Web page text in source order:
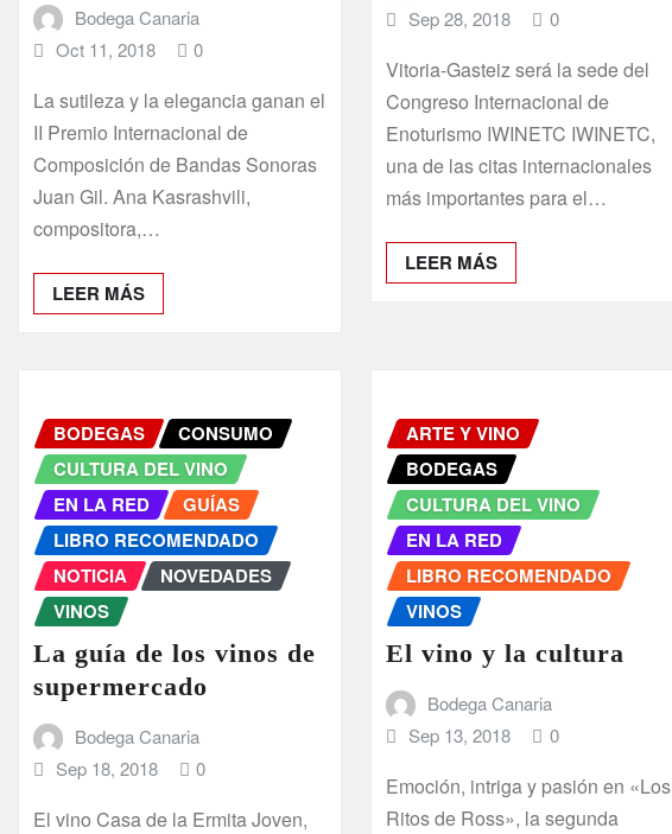
Bodega Canaria
Oct 11, 2018
0
La sutileza y la elegancia ganan el
II Premio Internacional de
Composición de Bandas Sonoras
Juan Gil. Ana Kasrashvili,
compositora,…
LEER MÁS
Sep 28, 2018
0
Vitoria-Gasteiz será la sede del
Congreso Internacional de
Enoturismo IWINETC IWINETC,
una de las citas internacionales
más importantes para el…
LEER MÁS
BODEGAS
CONSUMO
CULTURA DEL VINO
EN LA RED
GUÍAS
LIBRO RECOMENDADO
NOTICIA
NOVEDADES
VINOS
La guía de los vinos de
supermercado
Bodega Canaria
Sep 18, 2018
0
El vino Casa de la Ermita Joven,
ARTE Y VINO
BODEGAS
CULTURA DEL VINO
EN LA RED
LIBRO RECOMENDADO
VINOS
El vino y la cultura
Bodega Canaria
Sep 13, 2018
0
Emoción, intriga y pasión en «Los
Ritos de Ross», la segunda